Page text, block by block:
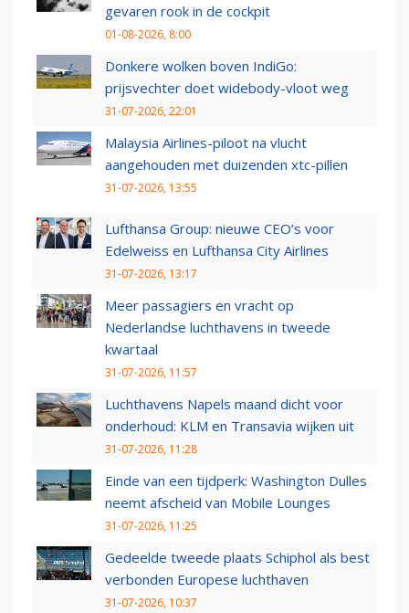
gevaren rook in de cockpit
01-08-2026, 8:00
Donkere wolken boven IndiGo:
prijsvechter doet widebody-vloot weg
31-07-2026, 22:01
Malaysia Airlines-piloot na vlucht
aangehouden met duizenden xtc-pillen
31-07-2026, 13:55
Lufthansa Group: nieuwe CEO’s voor
Edelweiss en Lufthansa City Airlines
31-07-2026, 13:17
Meer passagiers en vracht op
Nederlandse luchthavens in tweede
kwartaal
31-07-2026, 11:57
Luchthavens Napels maand dicht voor
onderhoud: KLM en Transavia wijken uit
31-07-2026, 11:28
Einde van een tijdperk: Washington Dulles
neemt afscheid van Mobile Lounges
31-07-2026, 11:25
Gedeelde tweede plaats Schiphol als best
verbonden Europese luchthaven
31-07-2026, 10:37